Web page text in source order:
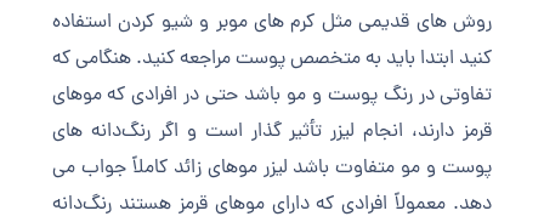
روش های قدیمی مثل کرم های موبر و شیو کردن استفاده
کنید ابتدا باید به متخصص پوست مراجعه کنید. هنگامی که
تفاوتی در رنگ پوست و مو باشد حتی در افرادی که موهای
قرمز دارند، انجام لیزر تأثیر گذار است و اگر رنگ‌دانه های
پوست و مو متفاوت باشد لیزر موهای زائد کاملاً جواب می
دهد. معمولاً افرادی که دارای موهای قرمز هستند رنگ‌دانه